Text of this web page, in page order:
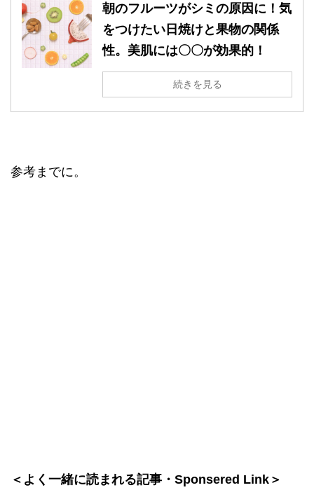
朝のフルーツがシミの原因に！気
をつけたい日焼けと果物の関係
性。美肌には〇〇が効果的！
続きを見る
参考までに。
＜よく一緒に読まれる記事・Sponsered Link＞